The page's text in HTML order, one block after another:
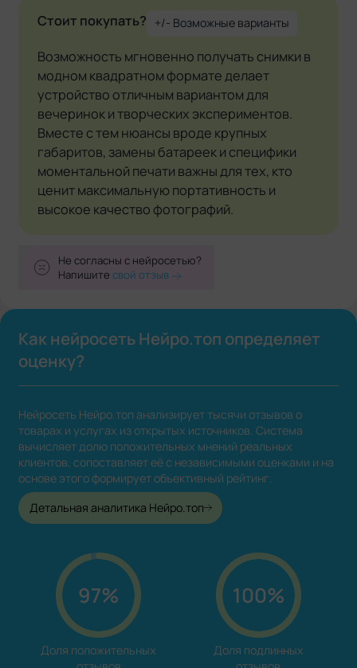
Стоит покупать? +/- Возможные варианты
Возможность мгновенно получать снимки в
модном квадратном формате делает
устройство отличным вариантом для
вечеринок и творческих экспериментов.
Вместе с тем нюансы вроде крупных
габаритов, замены батареек и специфики
моментальной печати важны для тех, кто
ценит максимальную портативность и
высокое качество фотографий.
Не согласны с нейросетью?
Напишитесвой отзыв
Как нейросеть Нейро.топ определяет
оценку?
Нейросеть Нейро.топ анализирует тысячи отзывов о
товарах и услугах из открытых источников. Система
вычисляет долю положительных мнений реальных
клиентов, сопоставляет её с независимыми оценками и на
основе этого формирует объективный рейтинг.
Детальная аналитика Нейро.топ
97%
Доля положительных
100%
Доля подлинных